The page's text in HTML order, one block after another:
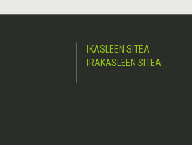
IKASLEEN SITEA
IRAKASLEEN SITEA